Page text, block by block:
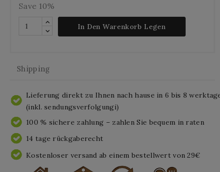
Save 10%
In Den Warenkorb Legen
Shipping
Lieferung direkt zu Ihnen nach hause in 6 bis 8
(inkl. sendungsverfolgungi)
100 % sichere zahlung – zahlen Sie bequem in raten
14 tage rückgaberecht
Kostenloser versand ab einem bestellwert von 29€